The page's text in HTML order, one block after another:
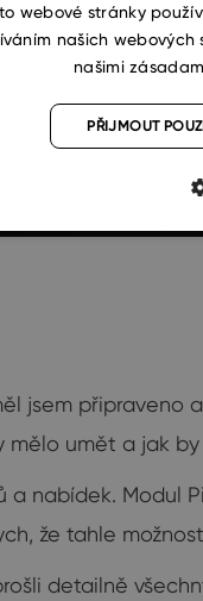
jsem připraveno
mělo umět a jak
nabídek. Modul
že tahle
detailně
webové stránky
našich
našimi
PŘIJMOUT